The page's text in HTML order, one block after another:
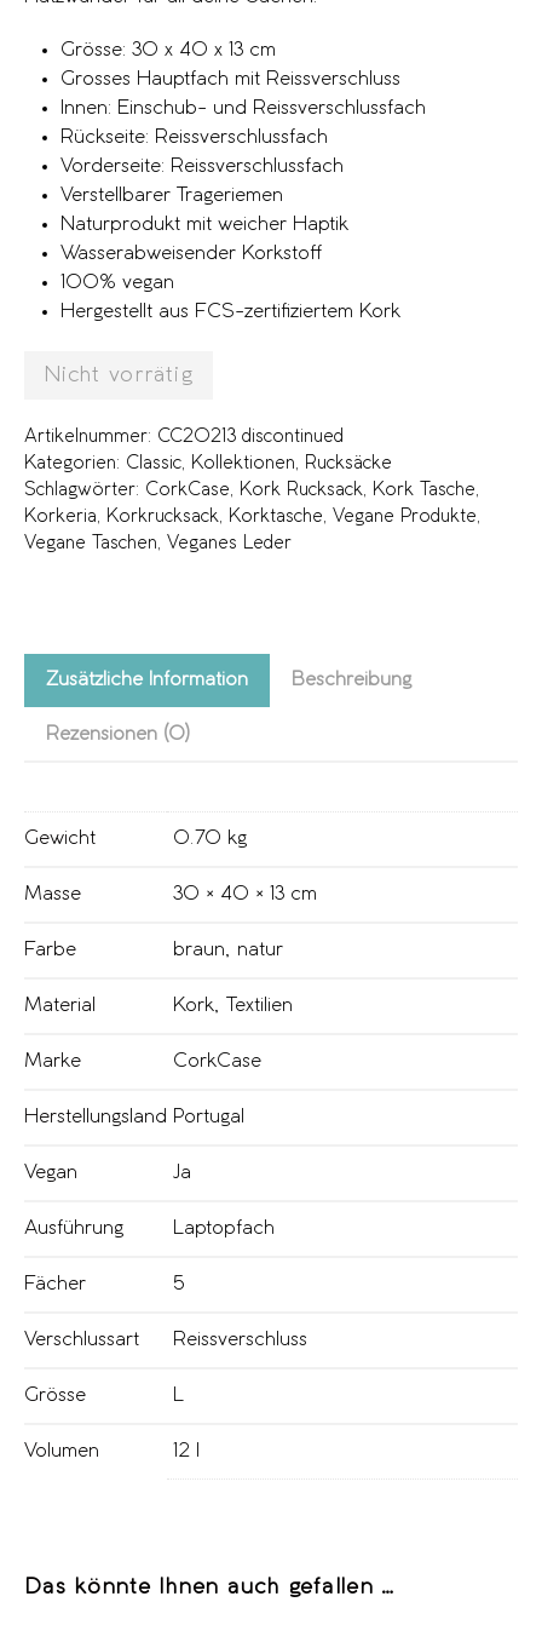
Grösse: 30 x 40 x 13 cm
Grosses Hauptfach mit Reissverschluss
Innen: Einschub- und Reissverschlussfach
Rückseite: Reissverschlussfach
Vorderseite: Reissverschlussfach
Verstellbarer Trageriemen
Naturprodukt mit weicher Haptik
Wasserabweisender Korkstoff
100% vegan
Hergestellt aus FCS-zertifiziertem Kork
Nicht vorrätig
Artikelnummer: CC20213 discontinued
Kategorien: Classic, Kollektionen, Rucksäcke
Schlagwörter: CorkCase, Kork Rucksack, Kork Tasche,
Korkeria, Korkrucksack, Korktasche, Vegane Produkte,
Vegane Taschen, Veganes Leder
Zusätzliche Information Beschreibung
Rezensionen (0)
Gewicht 0.70 kg
Masse 30 × 40 × 13 cm
Farbe braun, natur
Material Kork, Textilien
Marke CorkCase
Herstellungsland Portugal
Vegan Ja
Ausführung Laptopfach
Fächer 5
Verschlussart Reissverschluss
Grösse L
Volumen 12 l
Das könnte Ihnen auch gefallen …